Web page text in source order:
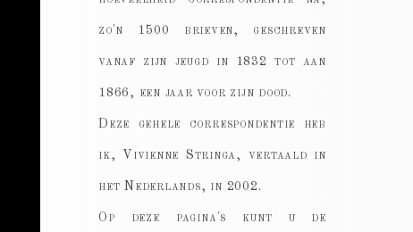
zo'n 1500 brieven, geschreven
vanaf zijn jeugd in 1832 tot aan
1866, een jaar voor zijn dood.
Deze gehele correspondentie heb
ik, Vivienne Stringa, vertaald in
het Nederlands, in 2002.
Op deze pagina's kunt u de